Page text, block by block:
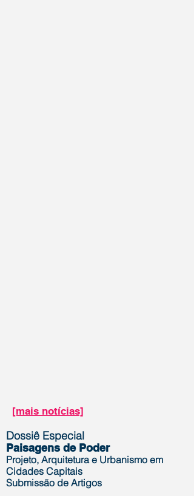
[mais notícias]
Dossiê Especial
Paisagens de Poder
Projeto, Arquitetura e Urbanismo em
Cidades Capitais
Submissão de Artigos